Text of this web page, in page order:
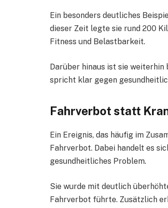
Ein besonders deutliches
dieser Zeit legte sie rund 200
Fitness und Belastbarkeit.
Darüber hinaus ist sie
spricht klar gegen
Fahrverbot statt
Ein Ereignis, das häufig im
Fahrverbot. Dabei handelt es
gesundheitliches Problem.
Sie wurde mit deutlich
Fahrverbot führte. Zusätzlich